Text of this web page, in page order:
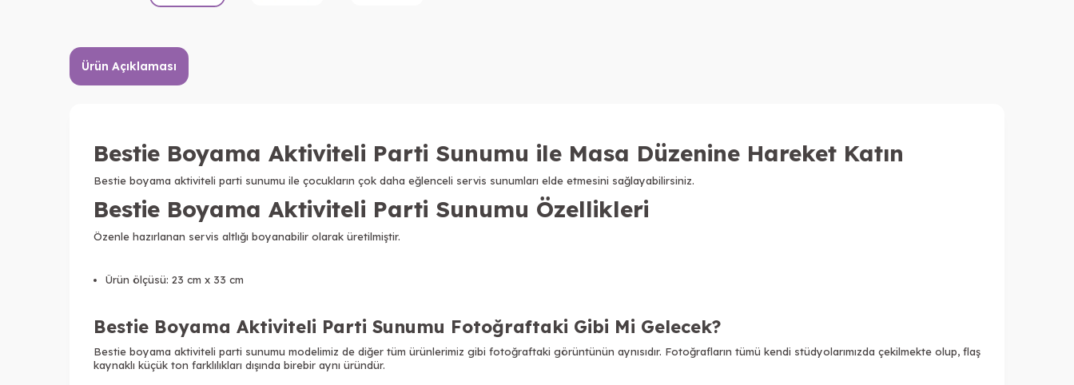
Ürün Açıklaması
Bestie Boyama Aktiviteli Parti Sunumu ile Masa Düzenine Hareket Katın
Bestie boyama aktiviteli parti sunumu ile çocukların çok daha eğlenceli servis sunumları elde etmesini sağlayabilirsiniz.
Bestie Boyama Aktiviteli Parti Sunumu Özellikleri
Özenle hazırlanan servis altlığı boyanabilir olarak üretilmiştir.
Ürün ölçüsü: 23 cm x 33 cm
Bestie Boyama Aktiviteli Parti Sunumu Fotoğraftaki Gibi Mi Gelecek?
Bestie boyama aktiviteli parti sunumu modelimiz de diğer tüm ürünlerimiz gibi fotoğraftaki görüntünün aynısıdır. Fotoğrafların tümü kendi stüdyolarımızda çekilmekte olup, flaş
kaynaklı küçük ton farklılıkları dışında birebir aynı üründür.